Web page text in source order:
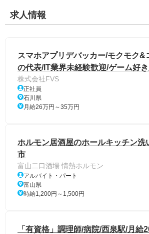
求人情報
スマホアプリデバッカー/モクモク&
の代表/IT業界未経験歓迎/ゲーム好
株式会社FVS
正社員
石川県
月給26万円～35万円
ホルモン居酒屋のホールキッチン洗
市
富山二口酒場 情熱ホルモン
アルバイト・パート
富山県
時給1,200円～1,500円
「有資格」調理師/病院/西泉駅/月給